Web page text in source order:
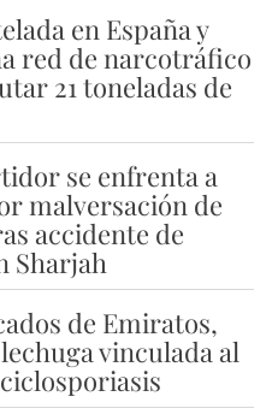
en España y
red de narcotráfico
21 toneladas de
se enfrenta a
malversación de
accidente de
Sharjah
de Emiratos,
vinculada al